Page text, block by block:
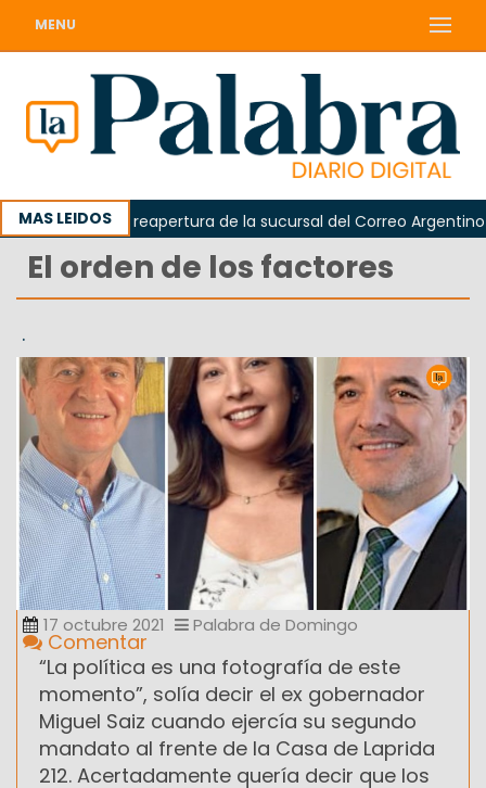
MENU
MAS LEIDOS
reclamó la reapertura de la sucursal del Correo Argentino en
El orden de los factores
.
17 octubre 2021 Palabra de Domingo
Comentar
“La política es una fotografía de este
momento”, solía decir el ex gobernador
Miguel Saiz cuando ejercía su segundo
mandato al frente de la Casa de Laprida
212. Acertadamente quería decir que los